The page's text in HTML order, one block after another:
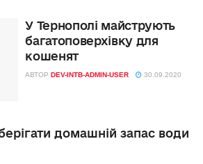
У Тернополі майструють
багатоповерхівку для
кошенят
АВТОР DEV-INTB-ADMIN-USER 30.09.2020
домашній запас води